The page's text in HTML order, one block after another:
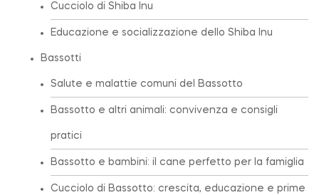
Cucciolo di Shiba Inu
Educazione e socializzazione dello Shiba Inu
Bassotti
Salute e malattie comuni del Bassotto
Bassotto e altri animali: convivenza e consigli
pratici
Bassotto e bambini: il cane perfetto per la famiglia
Cucciolo di Bassotto: crescita, educazione e prime